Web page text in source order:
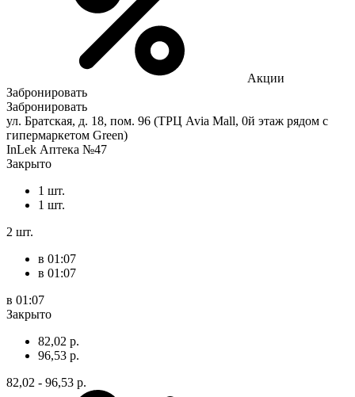
Акции
Забронировать
Забронировать
ул. Братская, д. 18, пом. 96 (ТРЦ Avia Mall, 0й этаж рядом с
гипермаркетом Green)
InLek Аптека №47
Закрыто
1 шт.
1 шт.
2 шт.
в 01:07
в 01:07
в 01:07
Закрыто
82,02 р.
96,53 р.
82,02 - 96,53 р.